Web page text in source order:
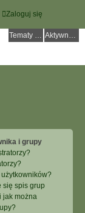
Zaloguj się
Tematy bez odpowiedzi Aktywne tematy
i grupy
się spis grup
jak można